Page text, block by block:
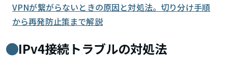
VPNが繋がらないときの原因と対処法。切り分け手順
から再発防止策まで解説
IPv4接続トラブルの対処法